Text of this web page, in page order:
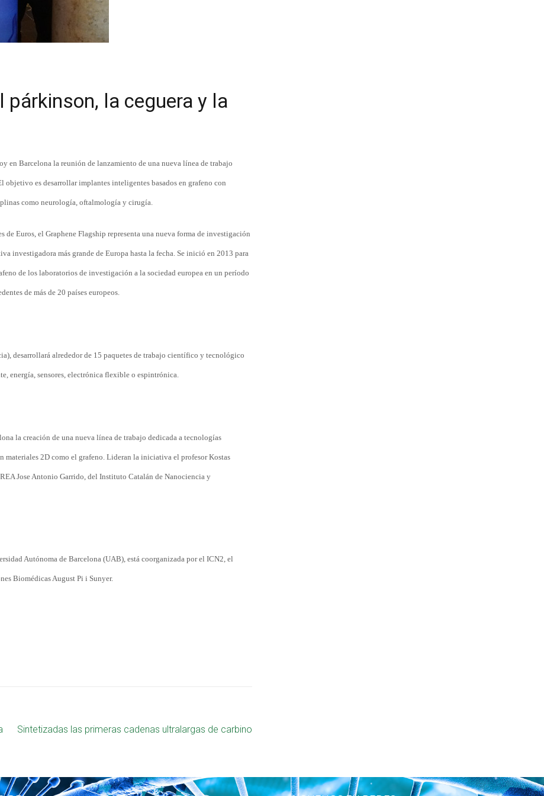
la ceguera y la
en Barcelona la reunión de lanzamiento de una nueva línea de trabajo
objetivo es desarrollar implantes inteligentes basados en grafeno con
como neurología, oftalmología y cirugía.
de Euros, el Graphene Flagship representa una nueva forma de investigación
investigadora más grande de Europa hasta la fecha. Se inició en 2013 para
de los laboratorios de investigación a la sociedad europea en un período
de más de 20 países europeos.
desarrollará alrededor de 15 paquetes de trabajo científico y tecnológico
energía, sensores, electrónica flexible o espintrónica.
la creación de una nueva línea de trabajo dedicada a tecnologías
materiales 2D como el grafeno. Lideran la iniciativa el profesor Kostas
Jose Antonio Garrido, del Instituto Catalán de Nanociencia y
Autónoma de Barcelona (UAB), está coorganizada por el ICN2, el
Biomédicas August Pi i Sunyer.
Sintetizadas las primeras cadenas ultralargas de carbino